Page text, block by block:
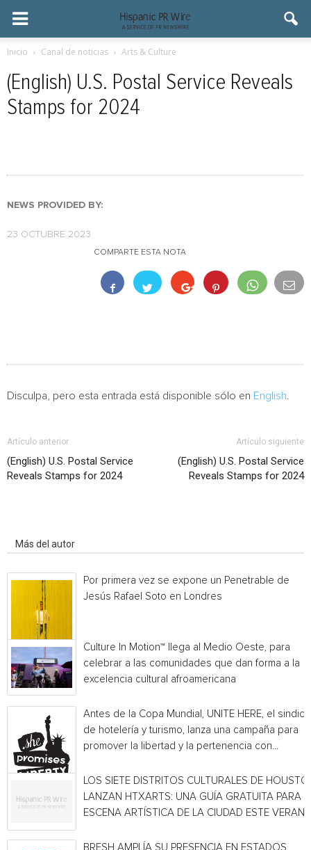
Inicio Canal de noticias Arts & Culture
(English) U.S. Postal Service Reveals
Stamps for 2024
NEWS PROVIDED BY:
23 OCTUBRE 2023
COMPARTE ESTA NOTA
Disculpa, pero esta entrada está disponible sólo en English
Artículo anterior
(English) U.S. Postal Service
Reveals Stamps for 2024
Artículo siguiente
(English) U.S. Postal Service
Reveals Stamps for 2024
Más del autor
Por primera vez se expone un Penetrable de
Jesús Rafael Soto en Londres
Culture In Motion™ llega al Medio Oeste, para
celebrar a las comunidades que dan forma a la
excelencia cultural afroamericana
Antes de la Copa Mundial, UNITE HERE, el
de hotelería y turismo, lanza una campaña para
promover la libertad y la pertenencia con...
LOS SIETE DISTRITOS CULTURALES DE
LANZAN HTXARTS: UNA GUÍA GRATUITA PARA
ESCENA ARTÍSTICA DE LA CIUDAD ESTE
BRESH AMPLÍA SU PRESENCIA EN ESTADOS